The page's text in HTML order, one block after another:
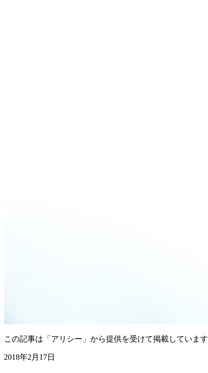
この記事は「アリシー」から提供を受けて掲載しています
2018年2月17日